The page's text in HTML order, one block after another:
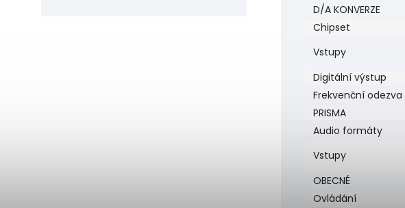
D/A KONVERZE
Chipset
Vstupy
Digitální výstup
Frekvenční odezva
PRISMA
Audio formáty
Vstupy
OBECNÉ
Ovládání